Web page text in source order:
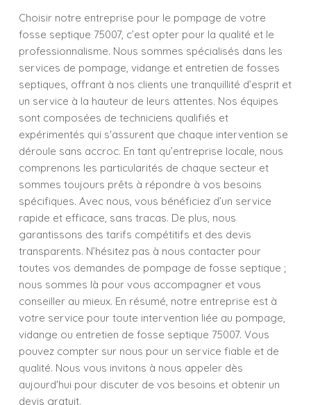
Choisir notre entreprise pour le pompage de votre
fosse septique 75007, c’est opter pour la qualité et le
professionnalisme. Nous sommes spécialisés dans les
services de pompage, vidange et entretien de fosses
septiques, offrant à nos clients une tranquillité d’esprit et
un service à la hauteur de leurs attentes. Nos équipes
sont composées de techniciens qualifiés et
expérimentés qui s'assurent que chaque intervention se
déroule sans accroc. En tant qu’entreprise locale, nous
comprenons les particularités de chaque secteur et
sommes toujours prêts à répondre à vos besoins
spécifiques. Avec nous, vous bénéficiez d’un service
rapide et efficace, sans tracas. De plus, nous
garantissons des tarifs compétitifs et des devis
transparents. N’hésitez pas à nous contacter pour
toutes vos demandes de pompage de fosse septique ;
nous sommes là pour vous accompagner et vous
conseiller au mieux. En résumé, notre entreprise est à
votre service pour toute intervention liée au pompage,
vidange ou entretien de fosse septique 75007. Vous
pouvez compter sur nous pour un service fiable et de
qualité. Nous vous invitons à nous appeler dès
aujourd'hui pour discuter de vos besoins et obtenir un
devis gratuit.